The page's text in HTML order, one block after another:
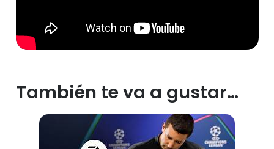
También te va a gustar…